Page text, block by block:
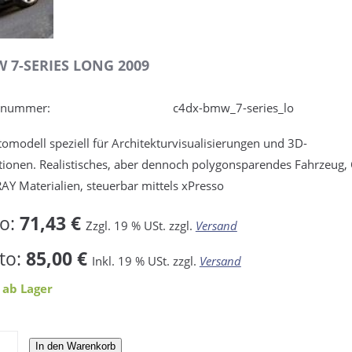
7-SERIES LONG 2009
c4dx-bmw_7-series_lo
speziell für Architekturvisualisierungen und 3D-
Realistisches, aber dennoch polygonsparendes Fahrzeug,
Materialien, steuerbar mittels xPresso
71,43 € Zzgl. 19 % USt. zzgl. Versand
85,00 € Inkl. 19 % USt. zzgl. Versand
Lager
In den Warenkorb